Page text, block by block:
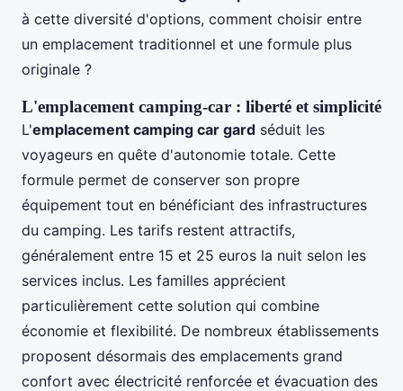
à cette diversité d'options, comment choisir entre
un emplacement traditionnel et une formule plus
originale ?
L'emplacement camping-car : liberté et simplicité
L'emplacement camping car gard séduit les
voyageurs en quête d'autonomie totale. Cette
formule permet de conserver son propre
équipement tout en bénéficiant des infrastructures
du camping. Les tarifs restent attractifs,
généralement entre 15 et 25 euros la nuit selon les
services inclus. Les familles apprécient
particulièrement cette solution qui combine
économie et flexibilité. De nombreux établissements
proposent désormais des emplacements grand
confort avec électricité renforcée et évacuation des